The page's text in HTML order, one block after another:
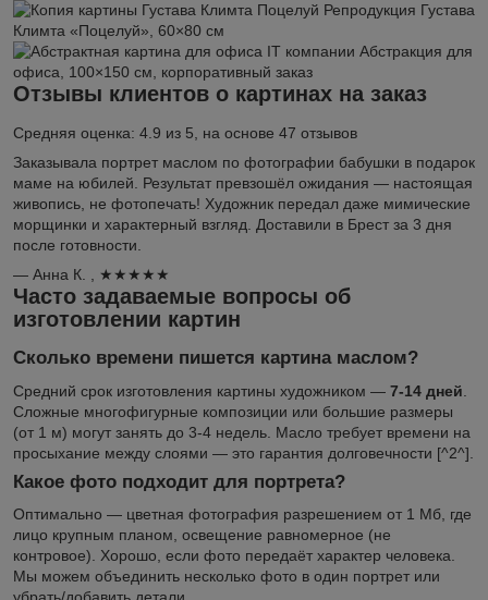
Репродукция Густава
Климта «Поцелуй», 60×80 см
Абстракция для
офиса, 100×150 см, корпоративный заказ
Отзывы клиентов о картинах на заказ
Средняя оценка: 4.9 из 5, на основе 47 отзывов
Заказывала портрет маслом по фотографии бабушки в подарок
маме на юбилей. Результат превзошёл ожидания — настоящая
живопись, не фотопечать! Художник передал даже мимические
морщинки и характерный взгляд. Доставили в Брест за 3 дня
после готовности.
— Анна К. ★★★★★
Часто задаваемые вопросы об
изготовлении картин
Сколько времени пишется картина маслом?
Средний срок изготовления картины художником — 7-14 дней
Сложные многофигурные композиции или большие размеры
(от 1 м) могут занять до 3-4 недель. Масло требует времени на
просыхание между слоями — это гарантия долговечности [^2^].
Какое фото подходит для портрета?
Оптимально — цветная фотография разрешением от 1 Мб, где
лицо крупным планом, освещение равномерное (не
контровое). Хорошо, если фото передаёт характер человека.
Мы можем объединить несколько фото в один портрет или